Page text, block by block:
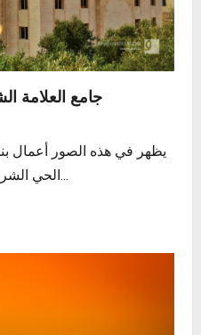
جامع العلامة
يظهر في هذه الصور أعمال
الحي الشرقي من القلمون والجامع أصبح...